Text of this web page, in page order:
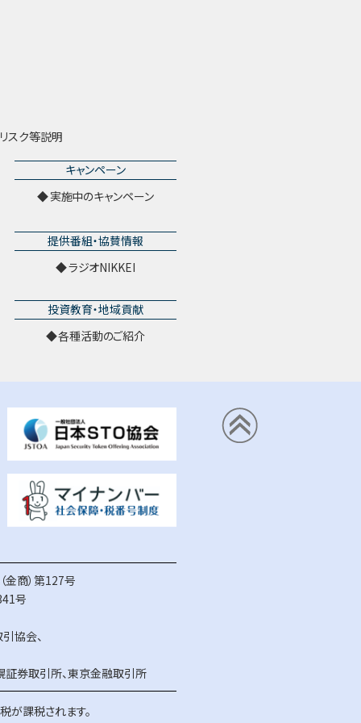
スク等説明
キャンペーン
実施中のキャンペーン
提供番組・協賛情報
ラジオNIKKEI
投資教育・地域貢献
各種活動のご紹介
商）第127号
号
引協会、
証券取引所、東京金融取引所
課税されます。